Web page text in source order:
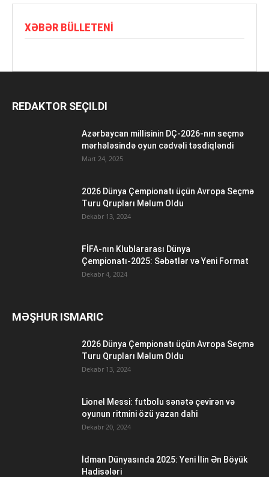
XƏBƏR BÜLLETENI
REDAKTOR SEÇILDI
Azərbaycan millisinin DÇ-2026-nın seçmə
mərhələsində oyun cədvəli təsdiqləndi
Mart 24, 2025
2026 Dünya Çempionatı üçün Avropa Seçmə
Turu Qrupları Məlum Oldu
Dekabr 13, 2024
FİFA-nın Klublararası Dünya
Çempionatı-2025: Səbətlər və Yeni Format
Dekabr 4, 2024
MƏŞHUR ISMARIC
2026 Dünya Çempionatı üçün Avropa Seçmə
Turu Qrupları Məlum Oldu
Dekabr 13, 2024
Lionel Messi: futbolu sənətə çevirən və
oyunun ritmini özü yazan dahi
Dekabr 20, 2024
İdman Dünyasında 2025: Yeni İlin Ən Böyük
Hadisələri